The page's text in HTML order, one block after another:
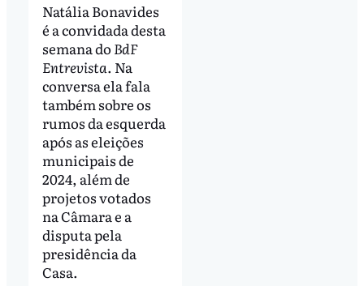
Natália Bonavides
é a convidada desta
semana do BdF
Entrevista. Na
conversa ela fala
também sobre os
rumos da esquerda
após as eleições
municipais de
2024, além de
projetos votados
na Câmara e a
disputa pela
presidência da
Casa.